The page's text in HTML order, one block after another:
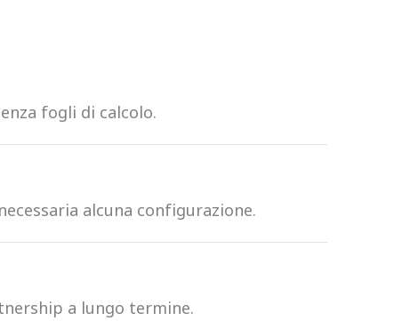
fogli di calcolo.
alcuna configurazione.
a lungo termine.